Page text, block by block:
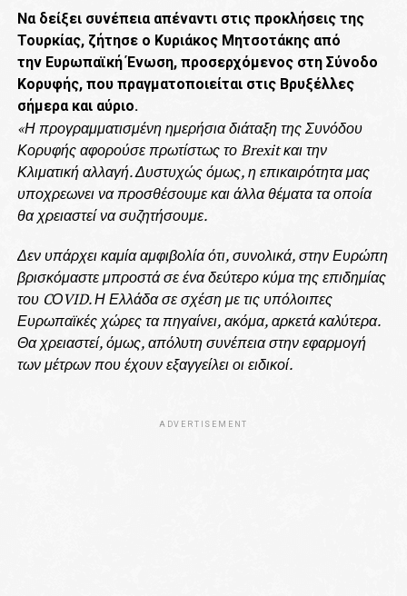
Να δείξει συνέπεια απέναντι στις προκλήσεις της
Τουρκίας, ζήτησε ο Κυριάκος Μητσοτάκης από
την Ευρωπαϊκή Ένωση, προσερχόμενος στη Σύνοδο
Κορυφής, που πραγματοποιείται στις Βρυξέλλες
σήμερα και αύριο.
«Η προγραμματισμένη ημερήσια διάταξη της Συνόδου
Κορυφής αφορούσε πρωτίστως το Brexit και την
Κλιματική αλλαγή. Δυστυχώς όμως, η επικαιρότητα μας
υποχρεωνει να προσθέσουμε και άλλα θέματα τα οποία
θα χρειαστεί να συζητήσουμε.
Δεν υπάρχει καμία αμφιβολία ότι, συνολικά, στην Ευρώπη
βρισκόμαστε μπροστά σε ένα δεύτερο κύμα της επιδημίας
του CΟVID. Η Ελλάδα σε σχέση με τις υπόλοιπες
Ευρωπαϊκές χώρες τα πηγαίνει, ακόμα, αρκετά καλύτερα.
Θα χρειαστεί, όμως, απόλυτη συνέπεια στην εφαρμογή
των μέτρων που έχουν εξαγγείλει οι ειδικοί.
ADVERTISEMENT